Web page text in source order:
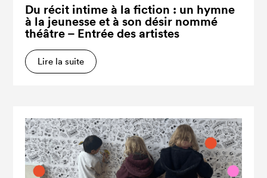
Du récit intime à la fiction : un hymne
à la jeunesse et à son désir nommé
théâtre – Entrée des artistes
Lire la suite